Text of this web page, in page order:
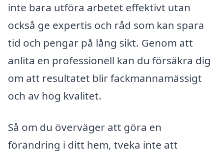
inte bara utföra arbetet effektivt utan
också ge expertis och råd som kan spara
tid och pengar på lång sikt. Genom att
anlita en professionell kan du försäkra dig
om att resultatet blir fackmannamässigt
och av hög kvalitet.
Så om du överväger att göra en
förändring i ditt hem, tveka inte att